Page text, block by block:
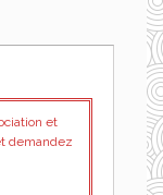
et
demandez